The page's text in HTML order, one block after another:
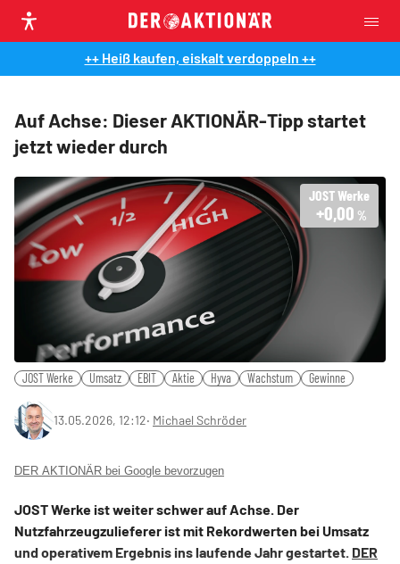
++ Heiß kaufen, eiskalt verdoppeln ++
Auf Achse: Dieser AKTIONÄR-Tipp startet
jetzt wieder durch
JOST Werke
+0,00 %
JOST Werke Umsatz EBIT Aktie Hyva Wachstum Gewinne
13.05.2026, 12:12‧ Michael Schröder
DER AKTIONÄR bei Google bevorzugen
JOST Werke ist weiter schwer auf Achse. Der
Nutzfahrzeugzulieferer ist mit Rekordwerten bei Umsatz
und operativem Ergebnis ins laufende Jahr gestartet. DER